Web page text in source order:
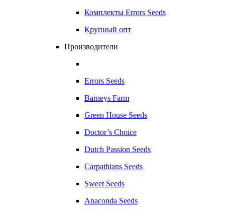
Комплекты Errors Seeds
Крупный опт
Производители
Errors Seeds
Barneys Farm
Green House Seeds
Doctor’s Choice
Dutch Passion Seeds
Carpathians Seeds
Sweet Seeds
Anaconda Seeds